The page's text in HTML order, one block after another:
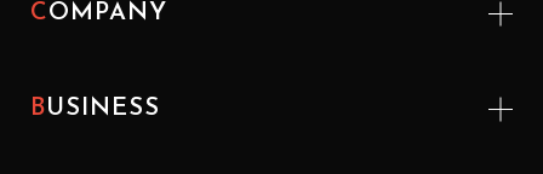
COMPANY
BUSINESS